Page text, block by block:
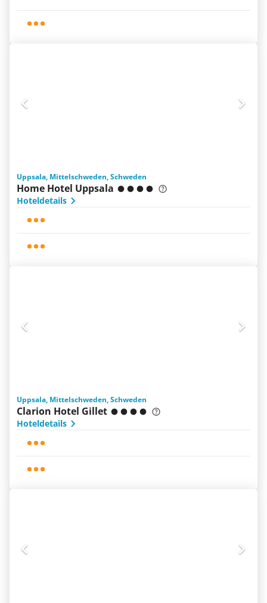
Uppsala, Mittelschweden, Schweden
Home Hotel Uppsala
Hoteldetails
Uppsala, Mittelschweden, Schweden
Clarion Hotel Gillet
Hoteldetails